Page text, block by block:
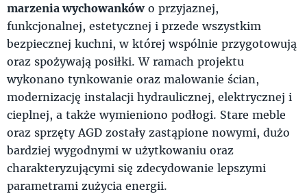
marzenia wychowanków o przyjaznej,
funkcjonalnej, estetycznej i przede wszystkim
bezpiecznej kuchni, w której wspólnie przygotowują
oraz spożywają posiłki. W ramach projektu
wykonano tynkowanie oraz malowanie ścian,
modernizację instalacji hydraulicznej, elektrycznej i
cieplnej, a także wymieniono podłogi. Stare meble
oraz sprzęty AGD zostały zastąpione nowymi, dużo
bardziej wygodnymi w użytkowaniu oraz
charakteryzującymi się zdecydowanie lepszymi
parametrami zużycia energii.